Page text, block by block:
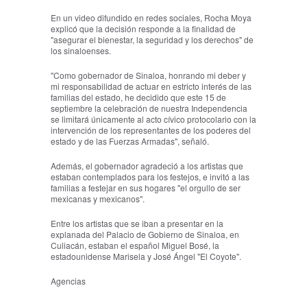
En un video difundido en redes sociales, Rocha Moya
explicó que la decisión responde a la finalidad de
"asegurar el bienestar, la seguridad y los derechos" de
los sinaloenses.
"Como gobernador de Sinaloa, honrando mi deber y
mi responsabilidad de actuar en estricto interés de las
familias del estado, he decidido que este 15 de
septiembre la celebración de nuestra Independencia
se limitará únicamente al acto cívico protocolario con la
intervención de los representantes de los poderes del
estado y de las Fuerzas Armadas", señaló.
Además, el gobernador agradeció a los artistas que
estaban contemplados para los festejos, e invitó a las
familias a festejar en sus hogares "el orgullo de ser
mexicanas y mexicanos".
Entre los artistas que se iban a presentar en la
explanada del Palacio de Gobierno de Sinaloa, en
Culiacán, estaban el español Miguel Bosé, la
estadounidense Marisela y José Ángel "El Coyote".
Agencias